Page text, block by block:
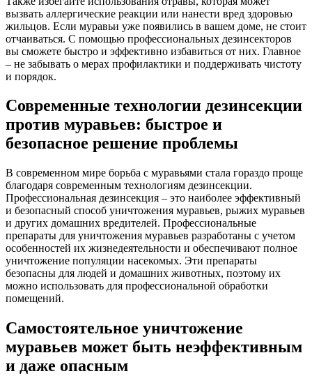
вызвать аллергические реакции или нанести вред здоровью
жильцов. Если муравьи уже появились в вашем доме, не стоит
отчаиваться. С помощью профессиональных дезинсекторов
вы сможете быстро и эффективно избавиться от них. Главное
– не забывать о мерах профилактики и поддерживать чистоту
и порядок.
Современные технологии дезинсекции
против муравьев: быстрое и
безопасное решение проблемы
В современном мире борьба с муравьями стала гораздо проще
благодаря современным технологиям дезинсекции.
Профессиональная дезинсекция – это наиболее эффективный
и безопасный способ уничтожения муравьев, рыжих муравьев
и других домашних вредителей. Профессиональные
препараты для уничтожения муравьев разработаны с учетом
особенностей их жизнедеятельности и обеспечивают полное
уничтожение популяции насекомых. Эти препараты
безопасны для людей и домашних животных, поэтому их
можно использовать для профессиональной обработки
помещений.
Самостоятельное уничтожение
муравьев может быть неэффективным
и даже опасным